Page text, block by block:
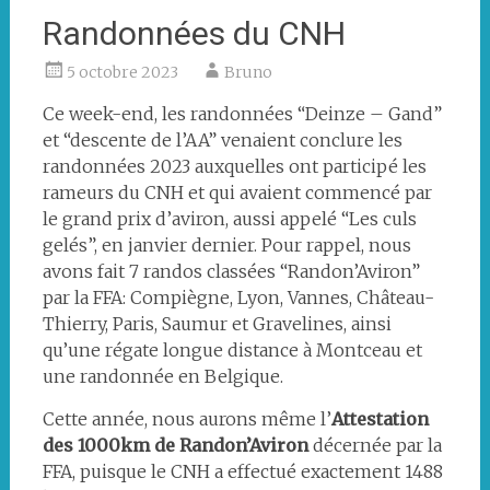
Randonnées du CNH
5 octobre 2023 Bruno
Ce week-end, les randonnées “Deinze – Gand”
et “descente de l’AA” venaient conclure les
randonnées 2023 auxquelles ont participé les
rameurs du CNH et qui avaient commencé par
le grand prix d’aviron, aussi appelé “Les culs
gelés”, en janvier dernier. Pour rappel, nous
avons fait 7 randos classées “Randon’Aviron”
par la FFA: Compiègne, Lyon, Vannes, Château-
Thierry, Paris, Saumur et Gravelines, ainsi
qu’une régate longue distance à Montceau et
une randonnée en Belgique.
Cette année, nous aurons même l’Attestation
des 1000km de Randon’Avirondécernée par la
FFA, puisque le CNH a effectué exactement 1488